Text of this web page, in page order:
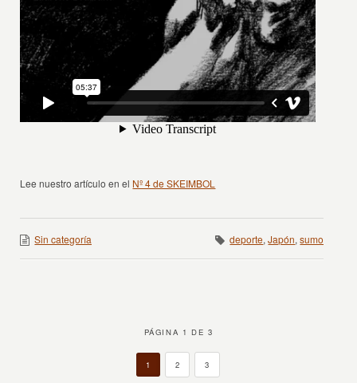
Lee nuestro artículo en el Nº 4 de SKEIMBOL
Sin categoría deporte,Japón,sumo
PÁGINA 1 DE 3
1 2 3